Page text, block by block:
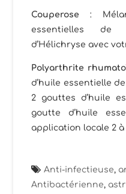
Couperose :
essentielles
d’Hélichryse avec
Polyarthrite
d’huile essentielle
2 gouttes d’huile
goutte d’huile
application locale 2 à
Anti-infectieuse,
Antibactérienne,